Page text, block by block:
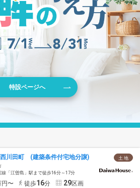
特設ページへ
土 地
川田町 (建築条件付宅地分譲)
線「江曽島」駅まで徒歩16分～17分
円〜 徒歩16分 29区画